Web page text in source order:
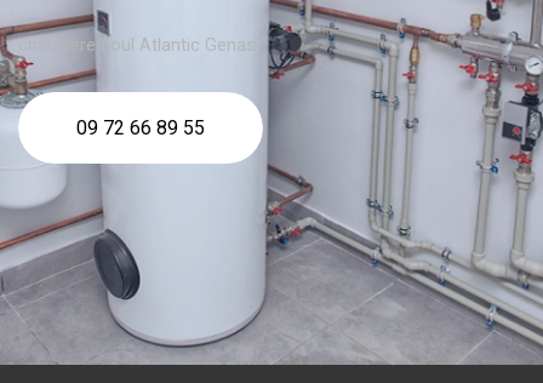
chaudière fioul Atlantic Genas
09 72 66 89 55